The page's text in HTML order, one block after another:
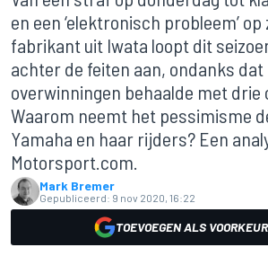
en een ‘elektronisch probleem’ op
fabrikant uit Iwata loopt dit
achter de feiten aan, ondanks dat
overwinningen behaalde met drie
Waarom neemt het pessimisme
Yamaha en haar rijders? Een
Motorsport.com.
Mark Bremer
Gepubliceerd: 9 nov 2020, 16:22
TOEVOEGEN ALS